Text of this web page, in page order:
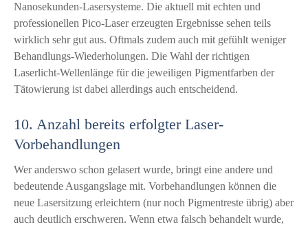
Nanosekunden-Lasersysteme. Die aktuell mit echten und
professionellen Pico-Laser erzeugten Ergebnisse sehen teils
wirklich sehr gut aus. Oftmals zudem auch mit gefühlt weniger
Behandlungs-Wiederholungen. Die Wahl der richtigen
Laserlicht-Wellenlänge für die jeweiligen Pigmentfarben der
Tätowierung ist dabei allerdings auch entscheidend.
10. Anzahl bereits erfolgter Laser-
Vorbehandlungen
Wer anderswo schon gelasert wurde, bringt eine andere und
bedeutende Ausgangslage mit. Vorbehandlungen können die
neue Lasersitzung erleichtern (nur noch Pigmentreste übrig) aber
auch deutlich erschweren. Wenn etwa falsch behandelt wurde,